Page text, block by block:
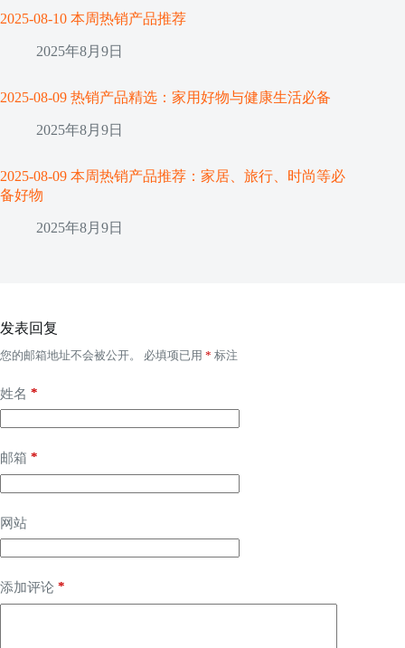
2025-08-10 本周热销产品推荐
2025年8月9日
2025-08-09 热销产品精选：家用好物与健康生活必备
2025年8月9日
2025-08-09 本周热销产品推荐：家居、旅行、时尚等必
备好物
2025年8月9日
发表回复
您的邮箱地址不会被公开。 必填项已用 * 标注
姓名 *
邮箱 *
网站
添加评论 *